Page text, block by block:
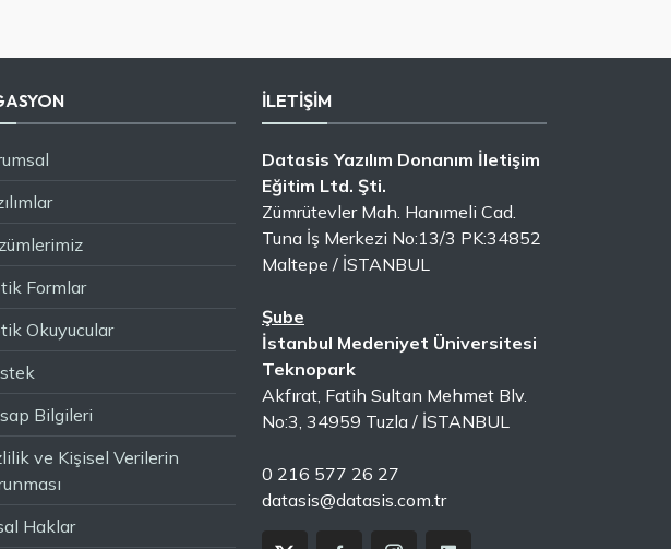
Formlar
Okuyucular
Bilgileri
ve Kişisel Verilerin
Haklar
İLETİŞİM
Datasis Yazılım Donanım İletişim
Eğitim Ltd. Şti.
Zümrütevler Mah. Hanımeli Cad.
Tuna İş Merkezi No:13/3 PK:34852
Maltepe / İSTANBUL
Şube
İstanbul Medeniyet Üniversitesi
Teknopark
Akfırat, Fatih Sultan Mehmet Blv.
No:3, 34959 Tuzla / İSTANBUL
0 216 577 26 27
datasis@datasis.com.tr